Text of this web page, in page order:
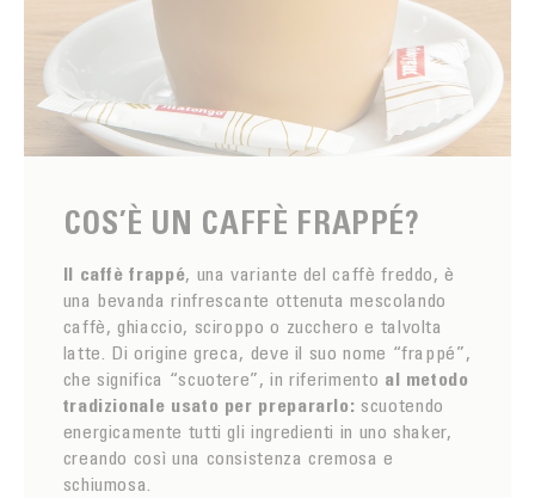
COS’È UN CAFFÈ FRAPPÉ?
Il caffè frappé, una variante del caffè freddo, è
una bevanda rinfrescante ottenuta mescolando
caffè, ghiaccio, sciroppo o zucchero e talvolta
latte. Di origine greca, deve il suo nome “frappé”,
che significa “scuotere”, in riferimento al metodo
tradizionale usato per prepararlo: scuotendo
energicamente tutti gli ingredienti in uno shaker,
creando così una consistenza cremosa e
schiumosa.